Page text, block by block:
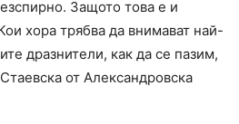
Защото това е и
хора трябва да внимават най-
дразнители, как да се пазим,
от Александровска